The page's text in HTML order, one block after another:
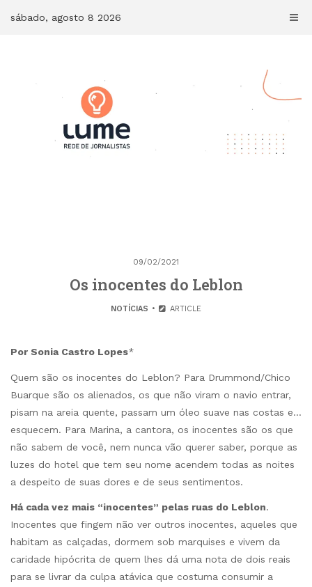
sábado, agosto 8 2026
09/02/2021
Os inocentes do Leblon
NOTÍCIAS ARTICLE
Por Sonia Castro Lopes*
Quem são os inocentes do Leblon? Para Drummond/Chico
Buarque são os alienados, os que não viram o navio entrar,
pisam na areia quente, passam um óleo suave nas costas e…
esquecem. Para Marina, a cantora, os inocentes são os que
não sabem de você, nem nunca vão querer saber, porque as
luzes do hotel que tem seu nome acendem todas as noites
a despeito de suas dores e de seus sentimentos.
Há cada vez mais “inocentes” pelas ruas do Leblon.
Inocentes que fingem não ver outros inocentes, aqueles que
habitam as calçadas, dormem sob marquises e vivem da
caridade hipócrita de quem lhes dá uma nota de dois reais
para se livrar da culpa atávica que costuma consumir a